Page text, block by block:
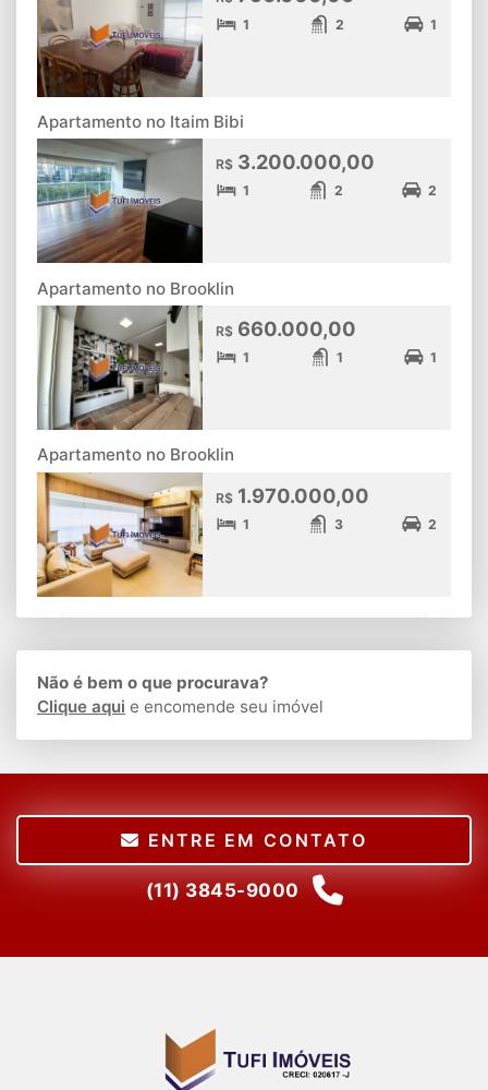
1 2 1
Apartamento no Itaim Bibi
R$ 3.200.000,00
1 2 2
Apartamento no Brooklin
R$ 660.000,00
1 1 1
Apartamento no Brooklin
R$ 1.970.000,00
1 3 2
Não é bem o que procurava?
Clique aqui e encomende seu imóvel
ENTRE EM CONTATO
(11) 3845-9000